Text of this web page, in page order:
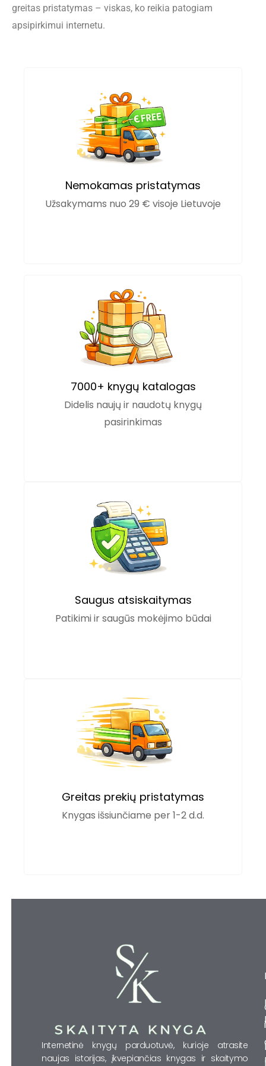
greitas pristatymas – viskas, ko reikia patogiam
apsipirkimui internetu.
Nemokamas pristatymas
Užsakymams nuo 29 € visoje Lietuvoje
7000+ knygų katalogas
Didelis naujų ir naudotų knygų
pasirinkimas
Saugus atsiskaitymas
Patikimi ir saugūs mokėjimo būdai
Greitas prekių pristatymas
Knygas išsiunčiame per 1-2 d.d.
Internetinė knygų parduotuvė, kurioje atrasite
naujas istorijas, įkvepiančias knygas ir skaitymo